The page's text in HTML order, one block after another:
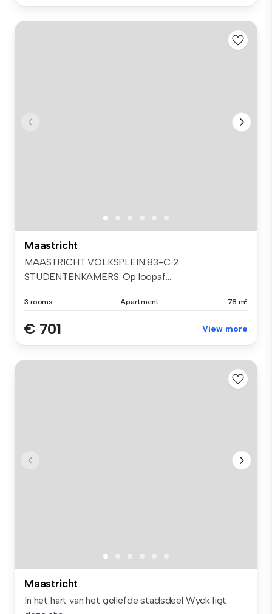
Maastricht
MAASTRICHT VOLKSPLEIN 83-C 2
STUDENTENKAMERS. Op loopaf...
3 rooms Apartment 78 m²
€ 701 View more
Maastricht
In het hart van het geliefde stadsdeel Wyck ligt